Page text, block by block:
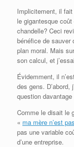
Implicitement, il
le gigantesque
chandelle? Ceci
bénéfice de sauver
plan moral. Mais
son calcul, et
Évidemment, il
des gens. D’abord,
question davantage
Comme le disait le
« ma mère n’est
pas une variable
d’une entreprise.